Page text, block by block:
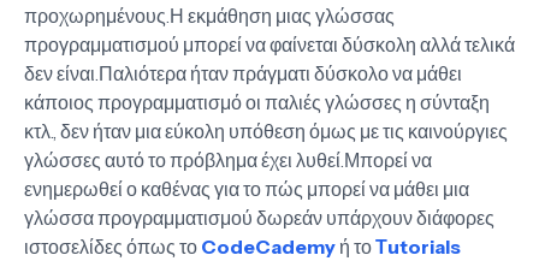
προχωρημένους.Η εκμάθηση μιας γλώσσας
προγραμματισμού μπορεί να φαίνεται δύσκολη αλλά τελικά
δεν είναι.Παλιότερα ήταν πράγματι δύσκολο να μάθει
κάποιος προγραμματισμό οι παλιές γλώσσες η σύνταξη
κτλ., δεν ήταν μια εύκολη υπόθεση όμως με τις καινούργιες
γλώσσες αυτό το πρόβλημα έχει λυθεί.Μπορεί να
ενημερωθεί ο καθένας για το πώς μπορεί να μάθει μια
γλώσσα προγραμματισμού δωρεάν υπάρχουν διάφορες
ιστοσελίδες όπως το CodeCademy ή τοΤutorials